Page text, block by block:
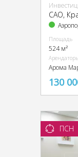
CАО,
Площадь
524 м²
Арома
130
ПСН